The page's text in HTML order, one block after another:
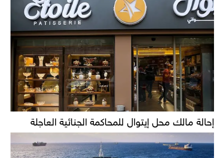
إحالة مالك محل إيتوال للمحاكمة الجنائية العاجلة